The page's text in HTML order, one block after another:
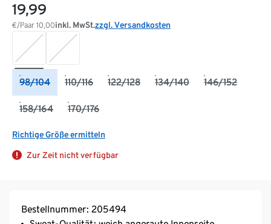
19,99
€/Paar 10,00inkl. MwSt.zzgl. Versandkosten
98/104 110/116 122/128 134/140 146/152
158/164 170/176
Richtige Größe ermitteln
Zur Zeit nicht verfügbar
Bestellnummer: 205494